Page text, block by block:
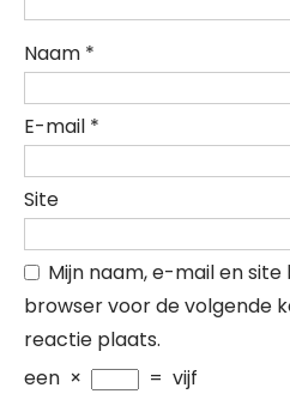
Naam *
E-mail *
Site
Mijn naam, e-mail en
browser voor de volgende
reactie plaats.
een × = vijf